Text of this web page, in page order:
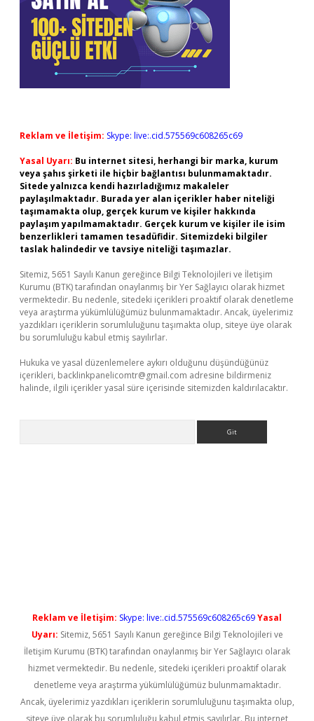
Reklam ve İletişim: Skype: live:.cid.575569c608265c69
Yasal Uyarı: Bu internet sitesi, herhangi bir marka, kurum
veya şahıs şirketi ile hiçbir bağlantısı bulunmamaktadır.
Sitede yalnızca kendi hazırladığımız makaleler
paylaşılmaktadır. Burada yer alan içerikler haber niteliği
taşımamakta olup, gerçek kurum ve kişiler hakkında
paylaşım yapılmamaktadır. Gerçek kurum ve kişiler ile isim
benzerlikleri tamamen tesadüfidir. Sitemizdeki bilgiler
taslak halindedir ve tavsiye niteliği taşımazlar.
Sitemiz, 5651 Sayılı Kanun gereğince Bilgi Teknolojileri ve İletişim
Kurumu (BTK) tarafından onaylanmış bir Yer Sağlayıcı olarak hizmet
vermektedir. Bu nedenle, sitedeki içerikleri proaktif olarak denetleme
veya araştırma yükümlülüğümüz bulunmamaktadır. Ancak, üyelerimiz
yazdıkları içeriklerin sorumluluğunu taşımakta olup, siteye üye olarak
bu sorumluluğu kabul etmiş sayılırlar.
Hukuka ve yasal düzenlemelere aykırı olduğunu düşündüğünüz
içerikleri, backlinkpanelicomtr@gmail.com adresine bildirmeniz
halinde, ilgili içerikler yasal süre içerisinde sitemizden kaldırılacaktır.
Reklam ve İletişim: Skype: live:.cid.575569c608265c69Yasal
Uyarı: Sitemiz, 5651 Sayılı Kanun gereğince Bilgi Teknolojileri ve
İletişim Kurumu (BTK) tarafından onaylanmış bir Yer Sağlayıcı olarak
hizmet vermektedir. Bu nedenle, sitedeki içerikleri proaktif olarak
denetleme veya araştırma yükümlülüğümüz bulunmamaktadır.
Ancak, üyelerimiz yazdıkları içeriklerin sorumluluğunu taşımakta olup,
siteye üye olarak bu sorumluluğu kabul etmiş sayılırlar. Bu internet